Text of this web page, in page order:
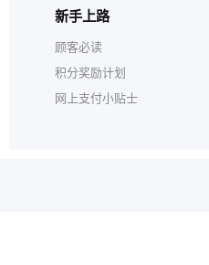
新手上路
顾客必读
积分奖励计划
网上支付小贴士